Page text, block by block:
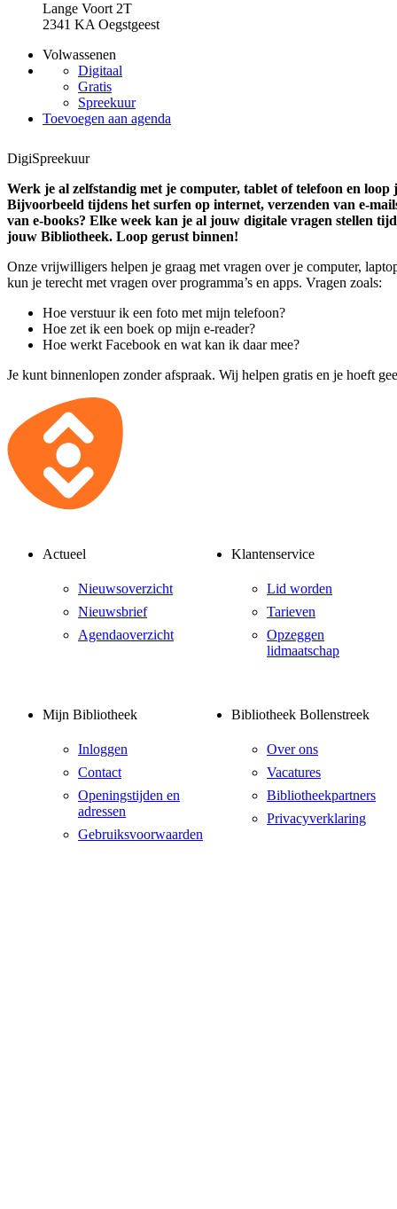
Lange Voort 2T
2341 KA Oegstgeest
Volwassenen
Digitaal
Gratis
Spreekuur
Toevoegen aan agenda
DigiSpreekuur
Werk je al zelfstandig met je computer, tablet of telefoon en loop
Bijvoorbeeld tijdens het surfen op internet, verzenden van e-
van e-books? Elke week kan je al jouw digitale vragen stellen
jouw Bibliotheek. Loop gerust binnen!
Onze vrijwilligers helpen je graag met vragen over je computer,
kun je terecht met vragen over programma’s en apps. Vragen zoals:
Hoe verstuur ik een foto met mijn telefoon?
Hoe zet ik een boek op mijn e-reader?
Hoe werkt Facebook en wat kan ik daar mee?
Je kunt binnenlopen zonder afspraak. Wij helpen gratis en je hoeft
Actueel
Nieuwsoverzicht
Nieuwsbrief
Agendaoverzicht
Klantenservice
Lid worden
Tarieven
Opzeggen
lidmaatschap
Mijn Bibliotheek
Inloggen
Contact
Openingstijden en
adressen
Gebruiksvoorwaarden
Bibliotheek Bollenstreek
Over ons
Vacatures
Bibliotheekpartners
Privacyverklaring